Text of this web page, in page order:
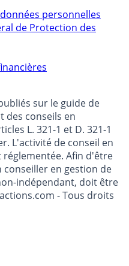
personnelles
de Protection des
sur le guide de
des conseils en
L. 321-1 et D. 321-1
L'activité de conseil en
Afin d'être
en gestion de
indépendant, doit être